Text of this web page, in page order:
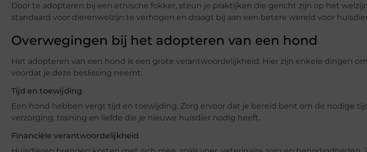
Door te adopteren bij een ethische fokker, steun je praktijken die gericht zijn op het
standaard voor dierenwelzijn te verhogen en draagt bij aan een betere wereld voor
Overwegingen bij het adopteren van een hond
Het adopteren van een hond is een grote verantwoordelijkheid. Hier zijn enkele dingen
voordat je deze beslissing neemt:
Tijd en toewijding
Een hond hebben vergt tijd en toewijding. Zorg ervoor dat je bereid bent om de nodige
verzorging, training en liefde die je nieuwe huisdier nodig heeft.
Financiële verantwoordelijkheid